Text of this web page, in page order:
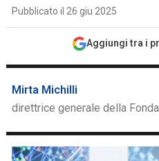
Pubblicato il 26 giu 2025
Aggiungi tra i
Mirta Michilli
direttrice generale della